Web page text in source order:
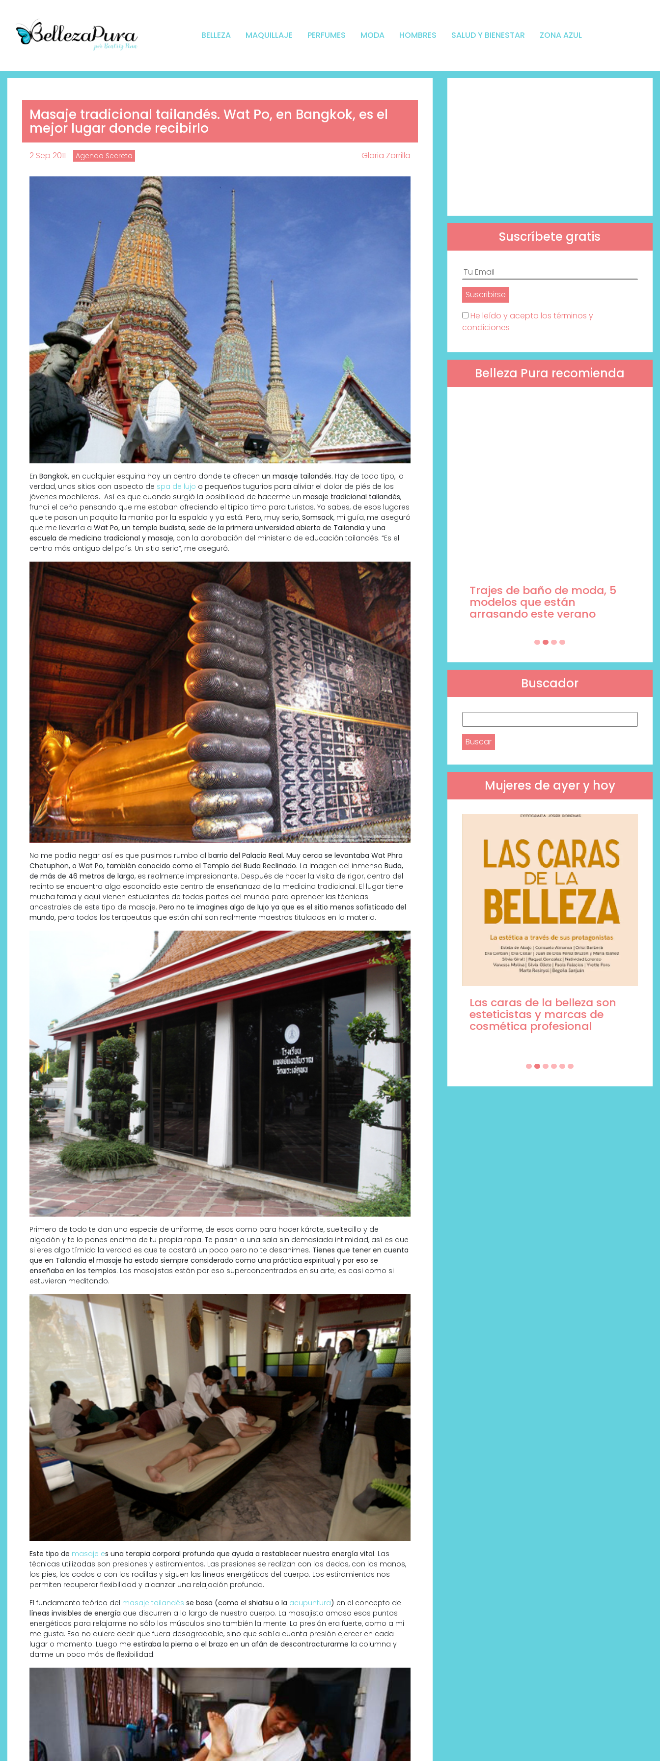
BELLEZA MAQUILLAJE PERFUMES MODA HOMBRES SALUD Y BIENESTAR ZONA AZUL
Masaje tradicional tailandés. Wat Po, en Bangkok, es el
mejor lugar donde recibirlo
2 Sep 2011 Agenda Secreta Gloria Zorrilla
En Bangkok, en cualquier esquina hay un centro donde te ofrecen un masaje tailandés. Hay de todo tipo, la
verdad, unos sitios con aspecto de spa de lujo o pequeños tugurios para aliviar el dolor de piés de los
jóvenes mochileros. Así es que cuando surgió la posibilidad de hacerme un masaje tradicional tailandés,
fruncí el ceño pensando que me estaban ofreciendo el típico timo para turistas. Ya sabes, de esos lugares
que te pasan un poquito la manito por la espalda y ya está. Pero, muy serio, Somsack, mi guía, me aseguró
que me llevaría a Wat Po, un templo budista, sede de la primera universidad abierta de Tailandia y una
escuela de medicina tradicional y masaje, con la aprobación del ministerio de educación tailandés. “Es el
centro más antiguo del país. Un sitio serio”, me aseguró.
No me podía negar así es que pusimos rumbo al barrio del Palacio Real. Muy cerca se levantaba Wat Phra
Chetuphon, o Wat Po, también conocido como el Templo del Buda Reclinado. La imagen del inmenso Buda,
de más de 46 metros de largo, es realmente impresionante. Después de hacer la visita de rigor, dentro del
recinto se encuentra algo escondido este centro de enseñanaza de la medicina tradicional. El lugar tiene
mucha fama y aquí vienen estudiantes de todas partes del mundo para aprender las técnicas
ancestrales de este tipo de masaje. Pero no te imagines algo de lujo ya que es el sitio menos sofisticado del
mundo, pero todos los terapeutas que están ahí son realmente maestros titulados en la materia.
Primero de todo te dan una especie de uniforme, de esos como para hacer kárate, sueltecillo y de
algodón y te lo pones encima de tu propia ropa. Te pasan a una sala sin demasiada intimidad, así es que
si eres algo tímida la verdad es que te costará un poco pero no te desanimes. Tienes que tener en cuenta
que en Tailandia el masaje ha estado siempre considerado como una práctica espiritual y por eso se
enseñaba en los templos. Los masajistas están por eso superconcentrados en su arte; es casi como si
estuvieran meditando.
Este tipo de masaje es una terapia corporal profunda que ayuda a restablecer nuestra energía vital. Las
técnicas utilizadas son presiones y estiramientos. Las presiones se realizan con los dedos, con las manos,
los pies, los codos o con las rodillas y siguen las líneas energéticas del cuerpo. Los estiramientos nos
permiten recuperar flexibilidad y alcanzar una relajación profunda.
El fundamento teórico del masaje tailandés se basa (como el shiatsu o la acupuntura) en el concepto de
líneas invisibles de energía que discurren a lo largo de nuestro cuerpo. La masajista amasa esos puntos
energéticos para relajarme no sólo los músculos sino también la mente. La presión era fuerte, como a mi
me gusta. Eso no quiere decir que fuera desagradable, sino que sabía cuanta presión ejercer en cada
lugar o momento. Luego me estiraba la pierna o el brazo en un afán de descontracturarme la columna y
darme un poco más de flexibilidad.
Suscríbete gratis
He leído y acepto los términos y
condiciones
Belleza Pura recomienda
Descubre cómo la cosmética
profesional va desde las
cabinas a tu rutina diaria
Por qué los bálsamos de CBD
tópico se han convertido en
uno de los productos de
bienestar más buscados
Trajes de baño de moda, 5
modelos que están
arrasando este verano
Buscador
Mujeres de ayer y hoy
¿Qué revelan las zapatillas
de Alexia Putellas para Nike
sobre la nueva era del
objeto-artista?
Labeau Organic continúa
apostando por la cosmética
del bienestar
Las caras de la belleza son
esteticistas y marcas de
cosmética profesional